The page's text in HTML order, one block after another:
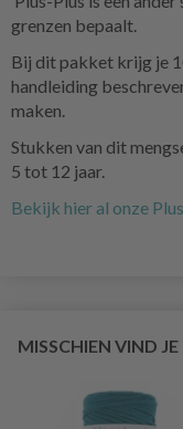
grenzen bepaalt.
Bij dit pakket krijg je
handleiding
maken.
Stukken van dit
5 tot 12 jaar.
Bekijk hier al onze
MISSCHIEN VIND